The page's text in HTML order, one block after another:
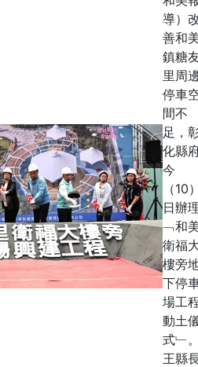
導）
善和
鎮糖
里周
停車
間不
足，
化縣
今
（10
日辦
﹁和
衛福
樓旁
下停
場工
動土
式﹂
王縣